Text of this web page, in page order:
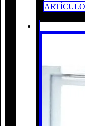
ARTÍCULO